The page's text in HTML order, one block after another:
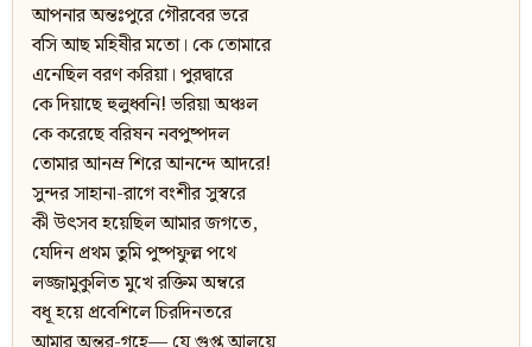
আপনার অন্তঃপুরে গৌরবের ভরে
বসি আছ মহিষীর মতো। কে তোমারে
এনেছিল বরণ করিয়া। পুরদ্বারে
কে দিয়াছে হুলুধ্বনি! ভরিয়া অঞ্চল
কে করেছে বরিষন নবপুষ্পদল
তোমার আনম্র শিরে আনন্দে আদরে!
সুন্দর সাহানা-রাগে বংশীর সুস্বরে
কী উৎসব হয়েছিল আমার জগতে,
যেদিন প্রথম তুমি পুষ্পফুল্ল পথে
লজ্জামুকুলিত মুখে রক্তিম অম্বরে
বধূ হয়ে প্রবেশিলে চিরদিনতরে